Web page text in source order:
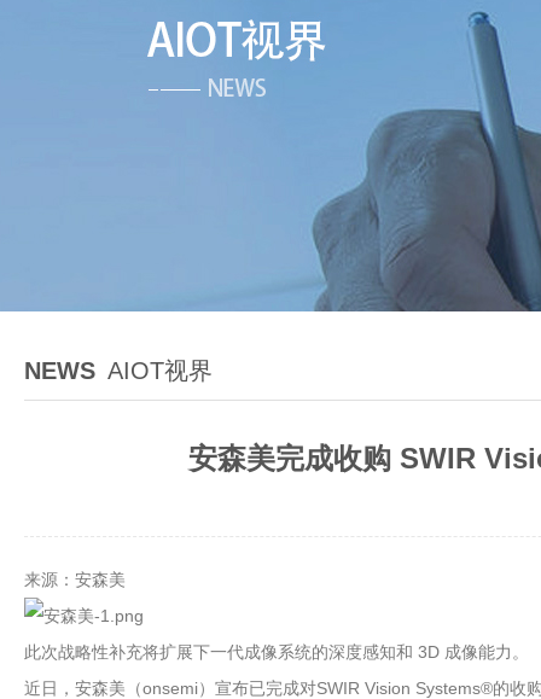
NEWS AIOT视界
安森美完成收购 SWIR
来源：安森美
此次战略性补充将扩展下一代成像系统的深度感知和 3D 成像能力。
近日，安森美（onsemi）宣布已完成对SWIR Vision Systems®的收